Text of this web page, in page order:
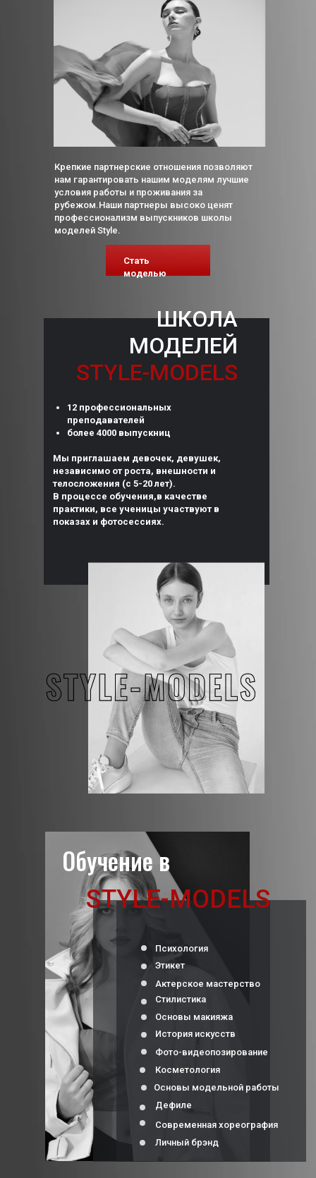
Обучение в
STYLE-MODELS
Психология
Фото-видеопозирование
Этикет
Косметология
Актерское мастерство
Основы модельной работы
Стилистика
Дефиле
Основы макияжа
Современная хореография
Личный брэнд
История искусств
ШКОЛА
МОДЕЛЕЙ
STYLE-MODELS
12 профессиональных
преподавателей
более 4000 выпускниц
Мы приглашаем девочек, девушек,
независимо от роста, внешности и
телосложения (с 5-20 лет).
В процессе обучения,в качестве
практики, все ученицы участвуют в
показах и фотосессиях.
Стать
моделью
Крепкие партнерские отношения позволяют
нам гарантировать нашим моделям лучшие
условия работы и проживания за
рубежом.Наши партнеры высоко ценят
профессионализм выпускников школы
моделей Style.